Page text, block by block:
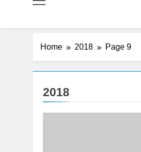
Home 2018 Page 9
2018